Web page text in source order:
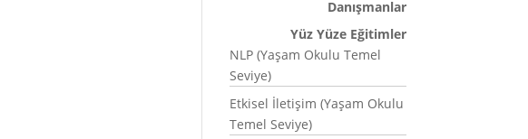
Danışmanlar
Yüz Yüze Eğitimler
NLP (Yaşam Okulu Temel
Seviye)
Etkisel İletişim (Yaşam Okulu
Temel Seviye)